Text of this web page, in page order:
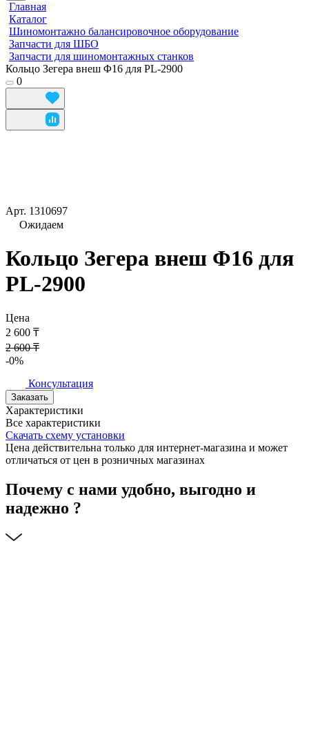
Главная
Каталог
Шиномонтажно балансировочное оборудование
Запчасти для ШБО
Запчасти для шиномонтажных станков
Кольцо Зегера внеш Φ16 для PL-2900
0
Арт. 1310697
Ожидаем
Кольцо Зегера внеш Φ16 для
PL-2900
Цена
2 600 ₸
2 600 ₸
-0%
Консультация
Заказать
Характеристики
Все характеристики
Скачать схему установки
Цена действительна только для интернет-магазина и может
отличаться от цен в розничных магазинах
Почему с нами удобно, выгодно и
надежно ?